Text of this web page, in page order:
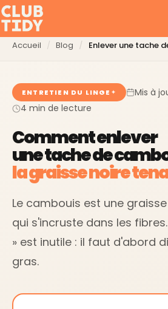
Accueil Blog Enlever une tache
ENTRETIEN DU LINGE
Mis à
4 min de lecture
Comment enlever
une tache de
la graisse noire
Le cambouis est une
qui s'incruste dans les
» est inutile : il faut d'abord
gras.